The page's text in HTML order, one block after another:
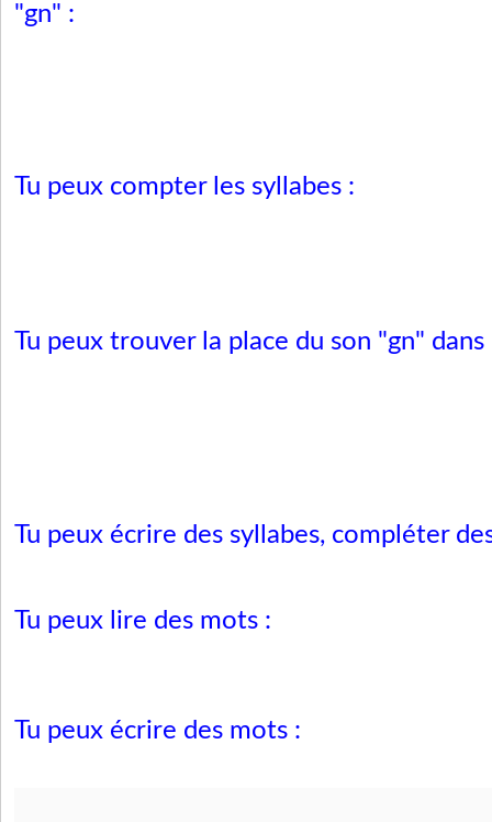
"gn" :
Tu peux compter les syllabes :
Tu peux trouver la place du son "gn"
Tu peux écrire des syllabes, compléter
Tu peux lire des mots :
Tu peux écrire des mots :